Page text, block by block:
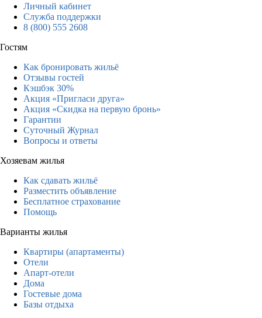
Личный кабинет
Служба поддержки
8 (800) 555 2608
Гостям
Как бронировать жильё
Отзывы гостей
Кэшбэк 30%
Акция «Пригласи друга»
Акция «Скидка на первую бронь»
Гарантии
Суточный Журнал
Вопросы и ответы
Хозяевам жилья
Как сдавать жильё
Разместить объявление
Бесплатное страхование
Помощь
Варианты жилья
Квартиры (апартаменты)
Отели
Апарт-отели
Дома
Гостевые дома
Базы отдыха